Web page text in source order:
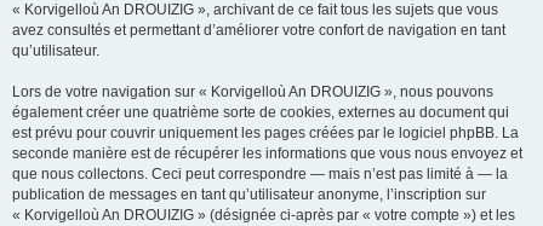
« Korvigelloù An DROUIZIG », archivant de ce fait tous les sujets que vous
avez consultés et permettant d’améliorer votre confort de navigation en tant
qu’utilisateur.
Lors de votre navigation sur « Korvigelloù An DROUIZIG », nous pouvons
également créer une quatrième sorte de cookies, externes au document qui
est prévu pour couvrir uniquement les pages créées par le logiciel phpBB. La
seconde manière est de récupérer les informations que vous nous envoyez et
que nous collectons. Ceci peut correspondre — mais n’est pas limité à — la
publication de messages en tant qu’utilisateur anonyme, l’inscription sur
« Korvigelloù An DROUIZIG » (désignée ci-après par « votre compte ») et les